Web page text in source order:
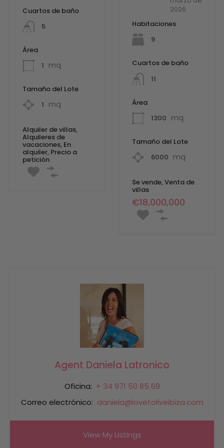
Cuartos de baño
5
Área
1 mq
Tamaño del Lote
1 mq
Alquiler de villas,
Alquileres de
vacaciones, En
alquiler, Precio a
petición
2026
Habitaciones
9
Cuartos de baño
11
Área
1300 mq
Tamaño del Lote
6000 mq
Se vende, Venta de
villas
€18,000,000
Agent Daniela Latronico
Oficina: + 34 971 50 85 69
Correo electrónico: daniela@lovetoliveibiza.com
View My Listings